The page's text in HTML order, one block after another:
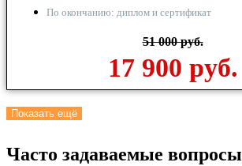
По окончанию: диплом и сертификат
51 000 руб.
17 900 руб.
Показать ещё
Часто задаваемые вопросы